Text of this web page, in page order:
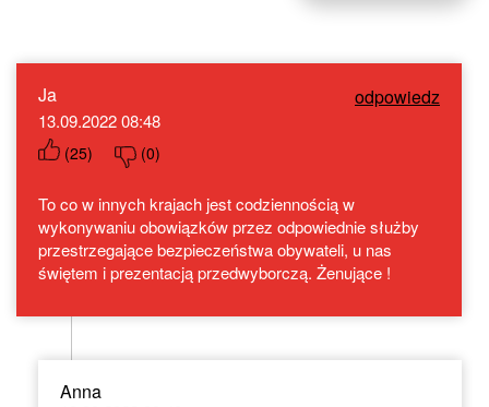
Ja odpowiedz
13.09.2022 08:48
(25) (0)
To co w innych krajach jest codziennością w
wykonywaniu obowiązków przez odpowiednie służby
przestrzegające bezpieczeństwa obywateli, u nas
świętem i prezentacją przedwyborczą. Żenujące !
Anna